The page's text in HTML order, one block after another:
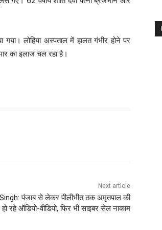
लोहिया अस्पताल में हालत गंभीर होने पर
का इलाज चल रहा है।
Next article
पंजाब से लेकर पीलीभीत तक अमृतपाल की
रहे ऑडियो-वीडियो, फिर भी साइबर सेल नाकाम